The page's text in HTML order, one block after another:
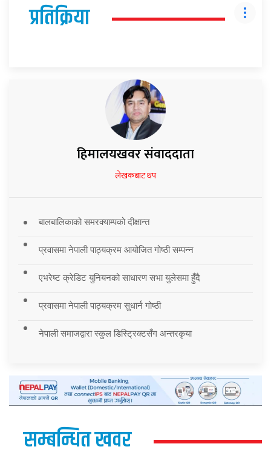
प्रतिक्रिया
हिमालयखवर संवाददाता
लेखकबाट थप
बालबालिकाको समरक्याम्पको दीक्षान्त
प्रवासमा नेपाली पाठ्यक्रम आयोजित गोष्ठी सम्पन्न
एभरेष्ट क्रेडिट युनियनको साधारण सभा युलेसमा हुँदै
प्रवासमा नेपाली पाठ्यक्रम सुधार्न गोष्ठी
नेपाली समाजद्वारा स्कुल डिस्ट्रिक्टसँग अन्तरकृया
सम्बन्धित खवर